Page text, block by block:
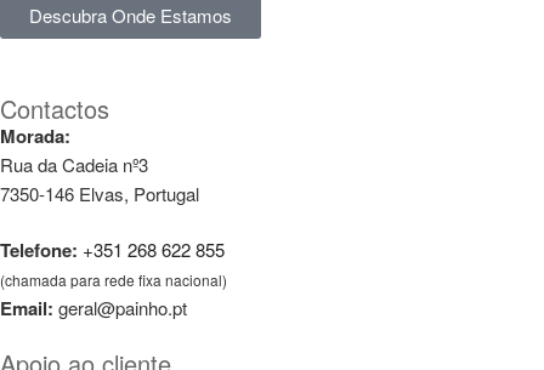
Descubra Onde Estamos
Contactos
Morada:
Rua da Cadeia nº3
7350-146 Elvas, Portugal
Telefone: +351 268 622 855
(chamada para rede fixa nacional)
Email: geral@painho.pt